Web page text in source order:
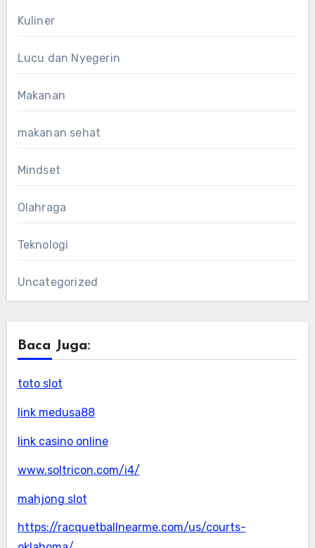
Kuliner
Lucu dan Nyegerin
Makanan
makanan sehat
Mindset
Olahraga
Teknologi
Uncategorized
Baca Juga:
toto slot
link medusa88
link casino online
www.soltricon.com/i4/
mahjong slot
https://racquetballnearme.com/us/courts-